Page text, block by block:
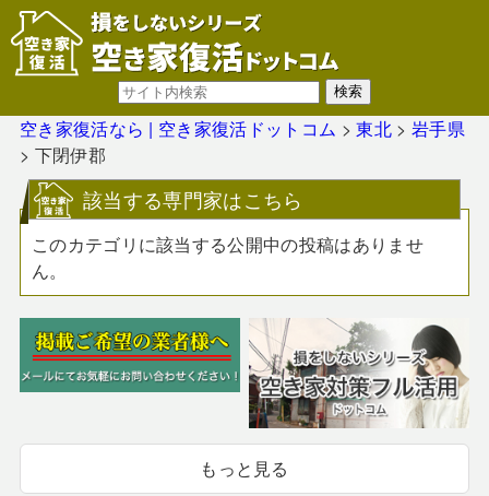
空き家復活なら | 空き家復活ドットコム >東北> 岩手県
> 下閉伊郡
該当する専門家はこちら
このカテゴリに該当する公開中の投稿はありませ
ん。
もっと見る